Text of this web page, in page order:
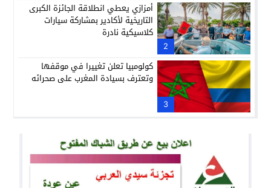
2
أمزازي يعطي انطلاقة الجائزة الكبرى
التاريخية لأكادير بمشاركة سيارات
كلاسيكية نادرة
3
كولومبيا تعلن تغييرا في موقفها
وتعترف بسيادة المغرب على صحرائه